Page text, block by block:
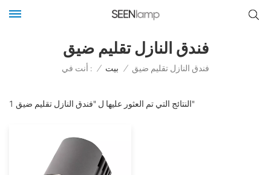
فندق النازل تقليم ضيق
أنت في : / بيت / فندق النازل تقليم ضيق
1 النتائج التي تم العثور عليها ل "فندق النازل تقليم ضيق"